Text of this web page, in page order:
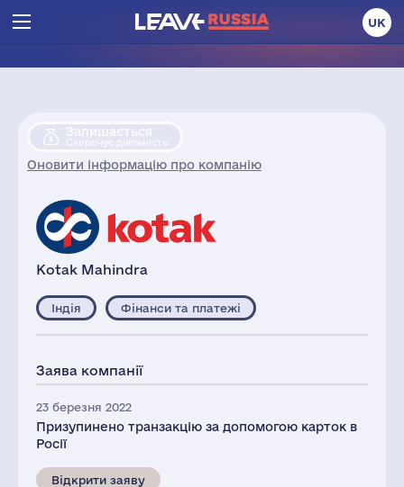
UK
Залишається
Скорочує діяльність
Оновити інформацію про компанію
Kotak Mahindra
Індія Фінанси та платежі
Заява компанії
23 березня 2022
Призупинено транзакцію за допомогою карток в
Росії
Відкрити заяву